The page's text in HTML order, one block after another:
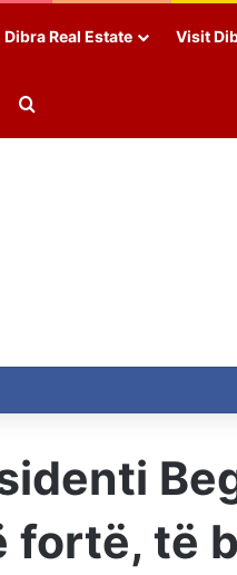
Dibra Real Estate Visit
Buy Me a Coffee
të